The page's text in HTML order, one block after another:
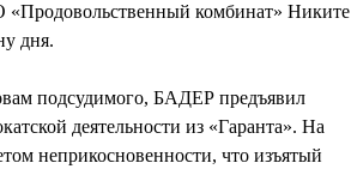
комбинат» Никите
дня.
подсудимого, БАДЕР предъявил
деятельности из «Гаранта». На
неприкосновенности, что изъятый